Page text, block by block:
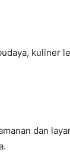
kuliner
dan